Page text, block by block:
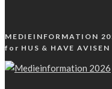
MEDIEINFORMATION
for HUS & HAVE AVISEN